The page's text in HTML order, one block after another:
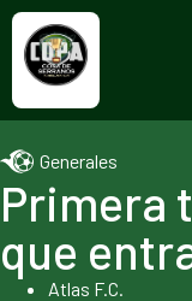
Generales
Primera
que
Atlas F.C.